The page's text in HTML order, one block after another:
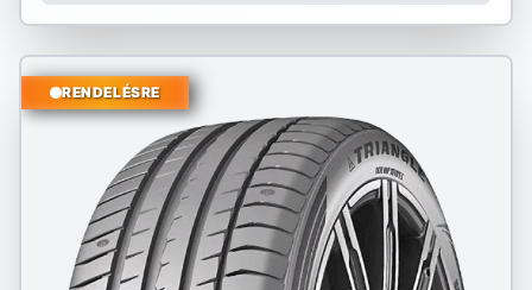
RENDELÉSRE